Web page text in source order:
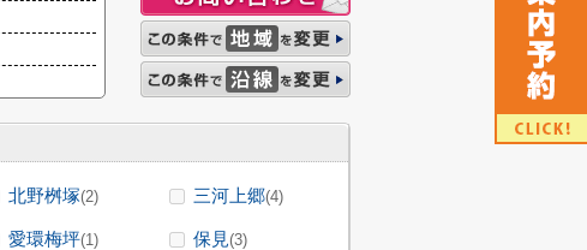
北野桝塚(2) 三河上郷(4)
愛環梅坪(1) 保見(3)